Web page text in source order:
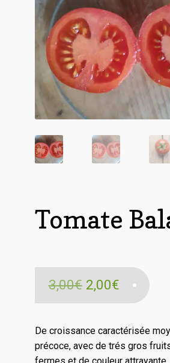
Tomate
3,00€ Le
prix
initial
était :
2,00€Le
prix
actuel
est :
De croissance caractérisée
précoce, avec de trés gros
fermes et de couleur attrayante.